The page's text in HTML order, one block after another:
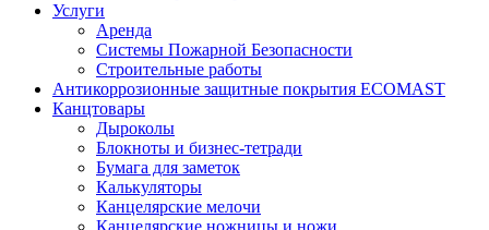
Услуги
Аренда
Системы Пожарной Безопасности
Строительные работы
Антикоррозионные защитные покрытия ECOMAST
Канцтовары
Дыроколы
Блокноты и бизнес-тетради
Бумага для заметок
Калькуляторы
Канцелярские мелочи
Канцелярские ножницы и ножи